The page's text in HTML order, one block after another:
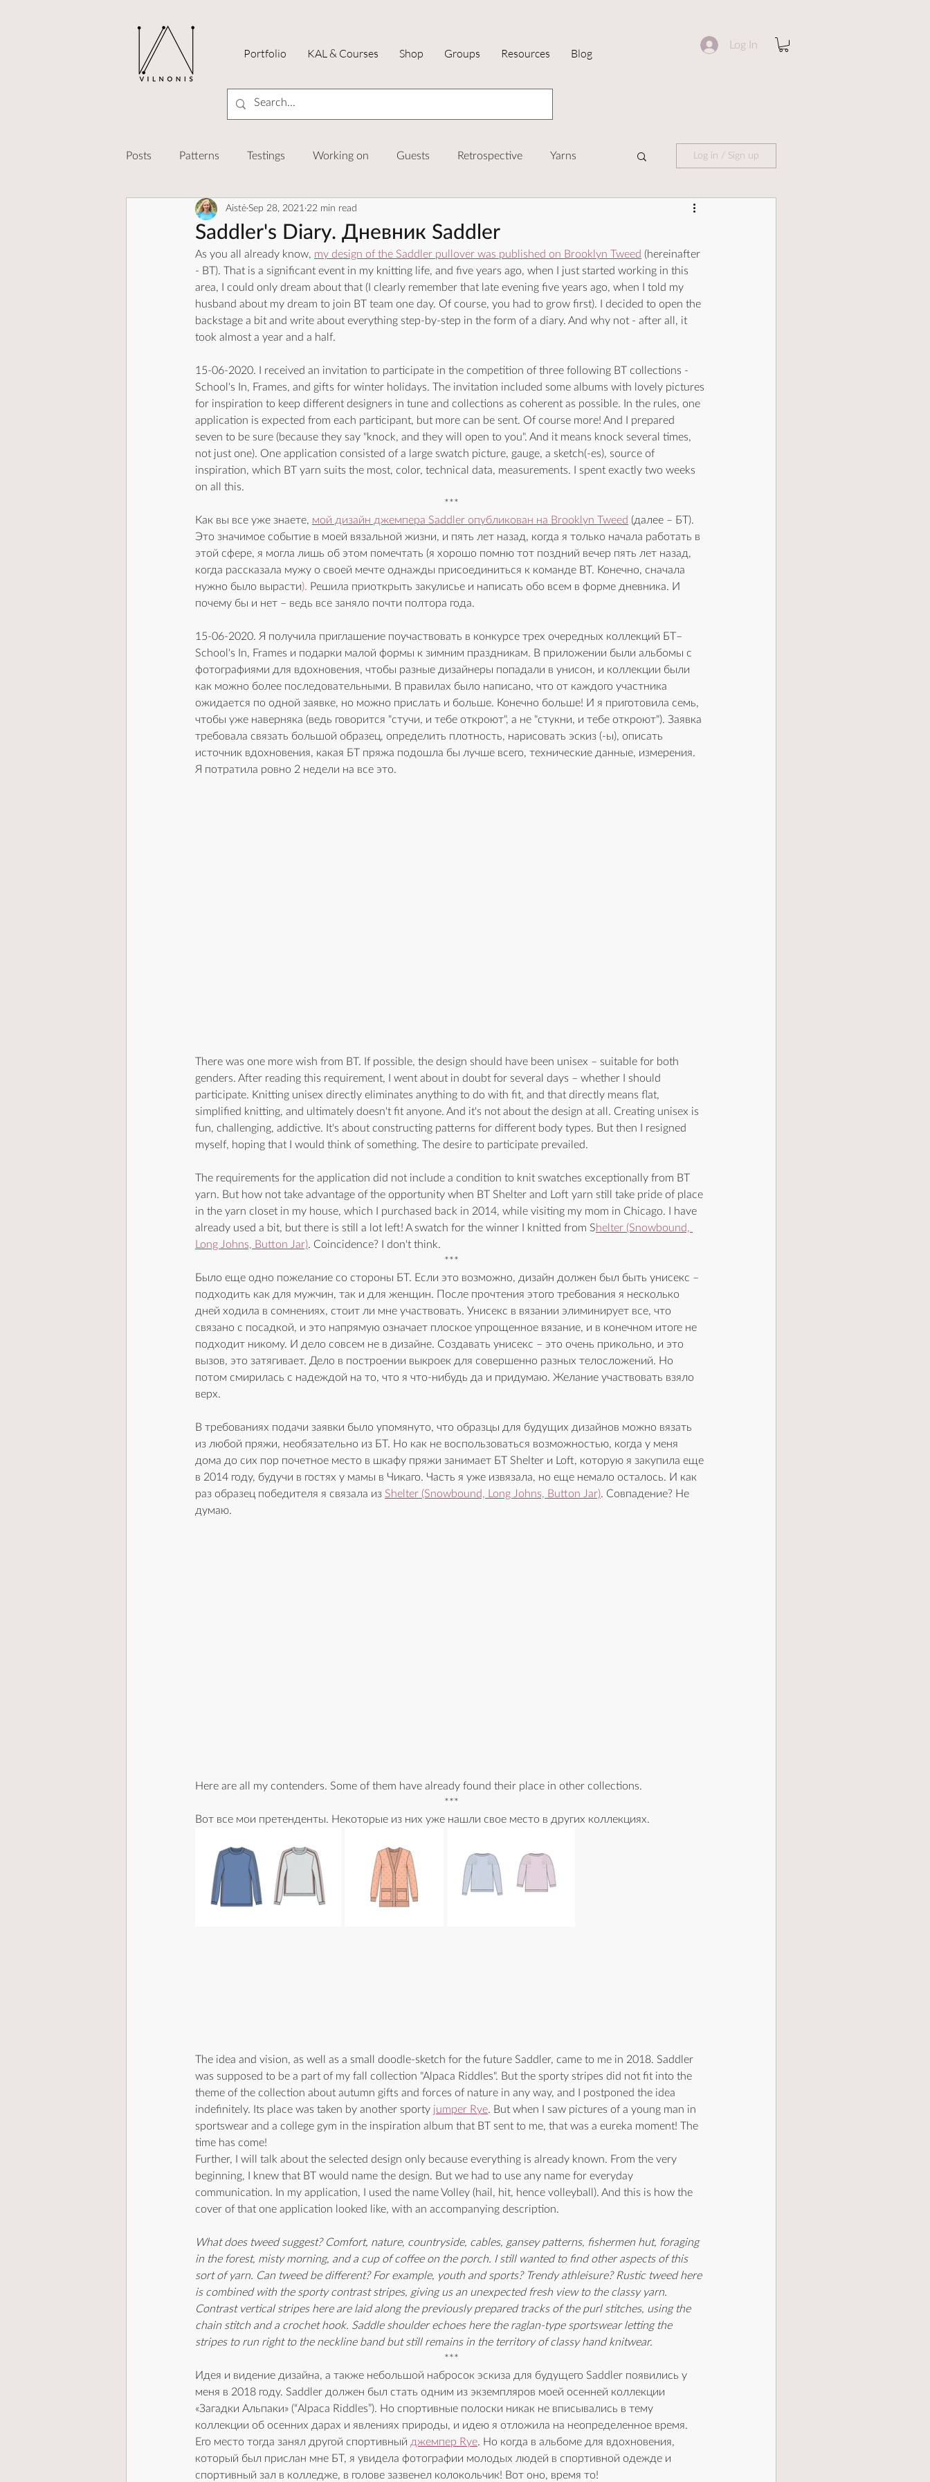
Portfolio KAL & Courses Shop Groups Resources Blog
Log In
Posts Patterns Testings Working on Guests Retrospective Yarns
Knit-Tech Designing KAL and Courses
Log in / Sign up
Saddler's Diary. Дневник Saddler
Aistė Sep 28, 2021 22 min read
As you all already know, my design of the Saddler pullover was published on Brooklyn Tweed (hereinafter
- BT). That is a significant event in my knitting life, and five years ago, when I just started working in this
area, I could only dream about that (I clearly remember that late evening five years ago, when I told my
husband about my dream to join BT team one day. Of course, you had to grow first). I decided to open the
backstage a bit and write about everything step-by-step in the form of a diary. And why not - after all, it
took almost a year and a half.
15-06-2020. I received an invitation to participate in the competition of three following BT collections -
School's In, Frames, and gifts for winter holidays. The invitation included some albums with lovely pictures
for inspiration to keep different designers in tune and collections as coherent as possible. In the rules, one
application is expected from each participant, but more can be sent. Of course more! And I prepared
seven to be sure (because they say "knock, and they will open to you". And it means knock several times,
not just one). One application consisted of a large swatch picture, gauge, a sketch(-es), source of
inspiration, which BT yarn suits the most, color, technical data, measurements. I spent exactly two weeks
on all this.
***
Как вы все уже знаете, мой дизайн джемпера Saddler опубликован на Brooklyn Tweed (далее – БТ).
Это значимое событие в моей вязальной жизни, и пять лет назад, когда я только начала работать в
этой сфере, я могла лишь об этом помечтать (я хорошо помню тот поздний вечер пять лет назад,
когда рассказала мужу о своей мечте однажды присоединиться к команде BT. Конечно, сначала
нужно было вырасти). Решила приоткрыть закулисье и написать обо всем в форме дневника. И
почему бы и нет – ведь все заняло почти полтора года.
15-06-2020. Я получила приглашение поучаствовать в конкурсе трех очередных коллекций БТ–
School's In, Frames и подарки малой формы к зимним праздникам. В приложении были альбомы с
фотографиями для вдохновения, чтобы разные дизайнеры попадали в унисон, и коллекции были
как можно более последовательными. В правилах было написано, что от каждого участника
ожидается по одной заявке, но можно прислать и больше. Конечно больше! И я приготовила семь,
чтобы уже наверняка (ведь говорится "стучи, и тебе откроют", а не "стукни, и тебе откроют"). Заявка
требовала связать большой образец, определить плотность, нарисовать эскиз (-ы), описать
источник вдохновения, какая БТ пряжа подошла бы лучше всего, технические данные, измерения.
Я потратила ровно 2 недели на все это.
There was one more wish from BT. If possible, the design should have been unisex – suitable for both
genders. After reading this requirement, I went about in doubt for several days – whether I should
participate. Knitting unisex directly eliminates anything to do with fit, and that directly means flat,
simplified knitting, and ultimately doesn't fit anyone. And it's not about the design at all. Creating unisex is
fun, challenging, addictive. It's about constructing patterns for different body types. But then I resigned
myself, hoping that I would think of something. The desire to participate prevailed.
The requirements for the application did not include a condition to knit swatches exceptionally from BT
yarn. But how not take advantage of the opportunity when BT Shelter and Loft yarn still take pride of place
in the yarn closet in my house, which I purchased back in 2014, while visiting my mom in Chicago. I have
already used a bit, but there is still a lot left! A swatch for the winner I knitted from Shelter (Snowbound,
Long Johns, Button Jar). Coincidence? I don't think.
***
Было еще одно пожелание со стороны БТ. Если это возможно, дизайн должен был быть унисекс –
подходить как для мужчин, так и для женщин. После прочтения этого требования я несколько
дней ходила в сомнениях, стоит ли мне участвовать. Унисекс в вязании элиминирует все, что
связано с посадкой, и это напрямую означает плоское упрощенное вязание, и в конечном итоге не
подходит никому. И дело совсем не в дизайне. Создавать унисекс – это очень прикольно, и это
вызов, это затягивает. Дело в построении выкроек для совершенно разных телосложений. Но
потом смирилась с надеждой на то, что я что-нибудь да и придумаю. Желание участвовать взяло
верх.
В требованиях подачи заявки было упомянуто, что образцы для будущих дизайнов можно вязать
из любой пряжи, необязательно из БТ. Но как не воспользоваться возможностью, когда у меня
дома до сих пор почетное место в шкафу пряжи занимает БТ Shelter и Loft, которую я закупила еще
в 2014 году, будучи в гостях у мамы в Чикаго. Часть я уже извязала, но еще немало осталось. И как
раз образец победителя я связала из Shelter (Snowbound, Long Johns, Button Jar). Совпадение? Не
думаю.
Here are all my contenders. Some of them have already found their place in other collections.
***
Вот все мои претенденты. Некоторые из них уже нашли свое место в других коллекциях.
The idea and vision, as well as a small doodle-sketch for the future Saddler, came to me in 2018. Saddler
was supposed to be a part of my fall collection "Alpaca Riddles". But the sporty stripes did not fit into the
theme of the collection about autumn gifts and forces of nature in any way, and I postponed the idea
indefinitely. Its place was taken by another sporty jumper Rye. But when I saw pictures of a young man in
sportswear and a college gym in the inspiration album that BT sent to me, that was a eureka moment! The
time has come!
Further, I will talk about the selected design only because everything is already known. From the very
beginning, I knew that BT would name the design. But we had to use any name for everyday
communication. In my application, I used the name Volley (hail, hit, hence volleyball). And this is how the
cover of that one application looked like, with an accompanying description.
What does tweed suggest? Comfort, nature, countryside, cables, gansey patterns, fishermen hut, foraging
in the forest, misty morning, and a cup of coffee on the porch. I still wanted to find other aspects of this
sort of yarn. Can tweed be different? For example, youth and sports? Trendy athleisure? Rustic tweed here
is combined with the sporty contrast stripes, giving us an unexpected fresh view to the classy yarn.
Contrast vertical stripes here are laid along the previously prepared tracks of the purl stitches, using the
chain stitch and a crochet hook. Saddle shoulder echoes here the raglan-type sportswear letting the
stripes to run right to the neckline band but still remains in the territory of classy hand knitwear.
***
Идея и видение дизайна, а также небольшой набросок эскиза для будущего Saddler появились у
меня в 2018 году. Saddler должен был стать одним из экземпляров моей осенней коллекции
«Загадки Альпаки» (“Alpaca Riddles”). Но спортивные полоски никак не вписывались в тему
коллекции об осенних дарах и явлениях природы, и идею я отложила на неопределенное время.
Его место тогда занял другой спортивный джемпер Rye. Но когда в альбоме для вдохновения,
который был прислан мне БТ, я увидела фотографии молодых людей в спортивной одежде и
спортивный зал в колледже, в голове зазвенел колокольчик! Вот оно, время то!